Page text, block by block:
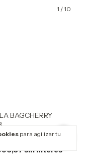
para agilizar tu
1 /10
BAGCHERRY
sin interés